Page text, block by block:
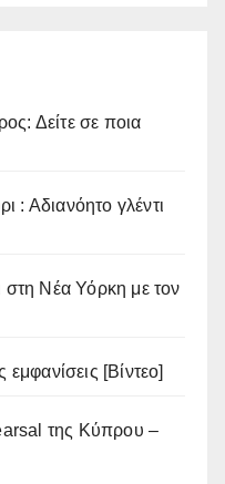
Δείτε σε ποια
: Αδιανόητο γλέντι
στη Νέα Υόρκη με τον
εμφανίσεις [Βίντεο]
της Κύπρου –